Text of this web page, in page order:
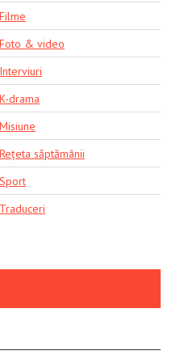
Filme
Foto & video
Interviuri
K-drama
Misiune
Rețeta săptămânii
Sport
Traduceri